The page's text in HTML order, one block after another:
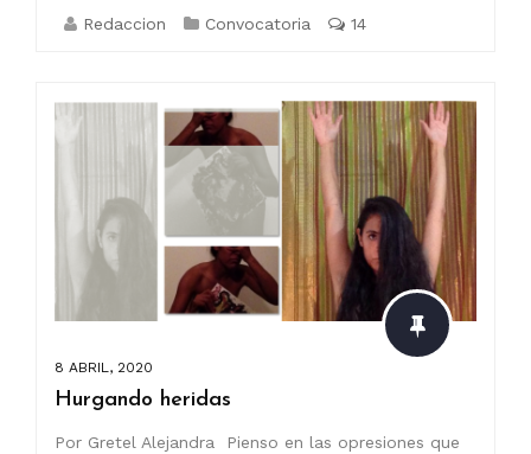
Redaccion Convocatoria 14
8 ABRIL, 2020
Hurgando heridas
Por Gretel Alejandra Pienso en las opresiones que